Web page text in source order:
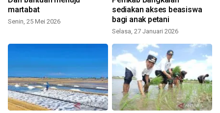
martabat
Senin, 25 Mei 2026
sediakan akses beasiswa
bagi anak petani
Selasa, 27 Januari 2026